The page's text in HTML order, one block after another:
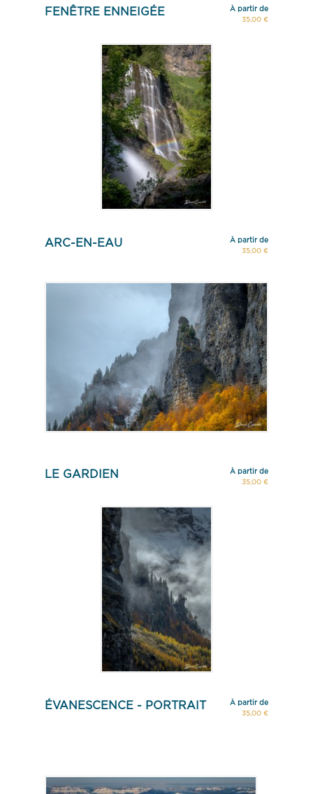
FENÊTRE ENNEIGÉE
À partir de
35,00 €
ARC-EN-EAU
À partir de
35,00 €
LE GARDIEN
À partir de
35,00 €
ÉVANESCENCE - PORTRAIT
À partir de
35,00 €